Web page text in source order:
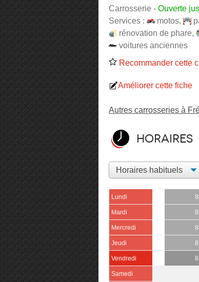
Carrosserie - Ouverte
Services :
motos,
rénovation de phare,
voitures anciennes
Recommander cette
Améliorer cette fiche
Autres carrosseries à
Horaires
Lundi
Mardi
Mercredi
Jeudi
Vendredi
Samedi